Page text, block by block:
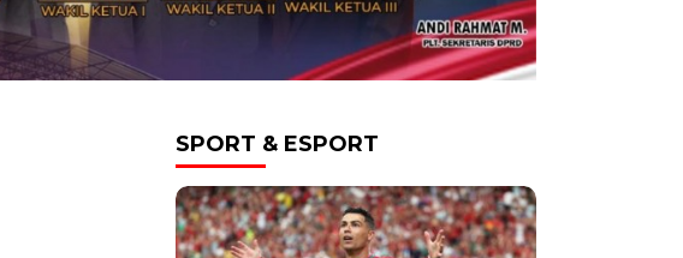
SPORT & ESPORT